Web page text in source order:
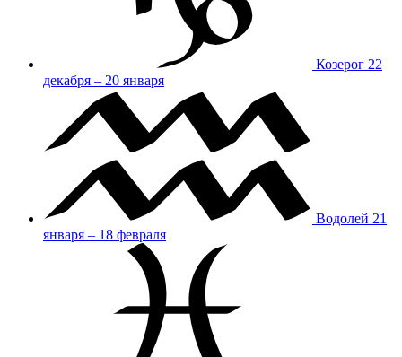
Козерог 22
декабря – 20 января
Водолей 21
января – 18 февраля